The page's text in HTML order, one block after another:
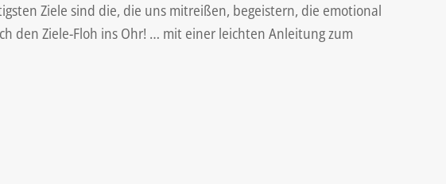
Ziele sind die, die uns mitreißen, begeistern, die emotional
den Ziele-Floh ins Ohr! … mit einer leichten Anleitung zum